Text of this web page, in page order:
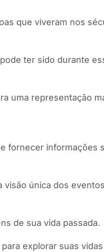
que viveram nos
ter sido durante
uma representação
fornecer informações
visão única dos
de sua vida passada.
explorar suas